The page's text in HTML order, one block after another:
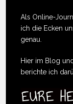
Als Online-
ich die Ecken
genau.
Hier im Blog
berichte ich